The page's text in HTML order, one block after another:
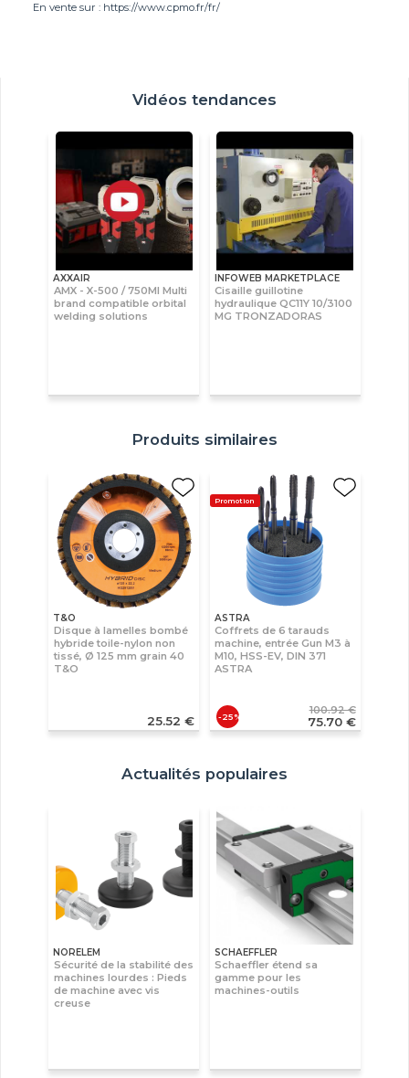
En vente sur : https://www.cpmo.fr/fr/
Vidéos tendances
AXXAIR
AMX - X-500 / 750MI Multi
brand compatible orbital
welding solutions
INFOWEB MARKETPLACE
Cisaille guillotine
hydraulique QC11Y 10/3100
MG TRONZADORAS
Produits similaires
T&O
Disque à lamelles bombé
hybride toile-nylon non
tissé, Ø 125 mm grain 40
T&O
25.52 €
Promotion
-25%
ASTRA
Coffrets de 6 tarauds
machine, entrée Gun M3 à
M10, HSS-EV, DIN 371
ASTRA
100.92 €
75.70 €
Actualités populaires
NORELEM
Sécurité de la stabilité des
machines lourdes : Pieds
de machine avec vis
creuse
SCHAEFFLER
Schaeffler étend sa
gamme pour les
machines-outils